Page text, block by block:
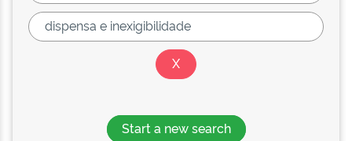
Start a new search